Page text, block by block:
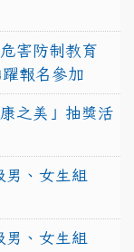
害防制教育
報名參加
之美」抽獎活
男、女生組
男、女生組